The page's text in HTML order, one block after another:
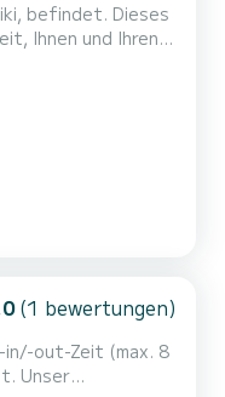
befindet. Dieses
Ihnen und Ihren
sorgt die
(1 bewertungen)
in/-out-Zeit (max. 8
Unser